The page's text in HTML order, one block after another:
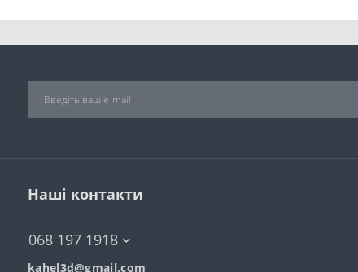
Наші контакти
068 197 1918
kahel3d@gmail.com